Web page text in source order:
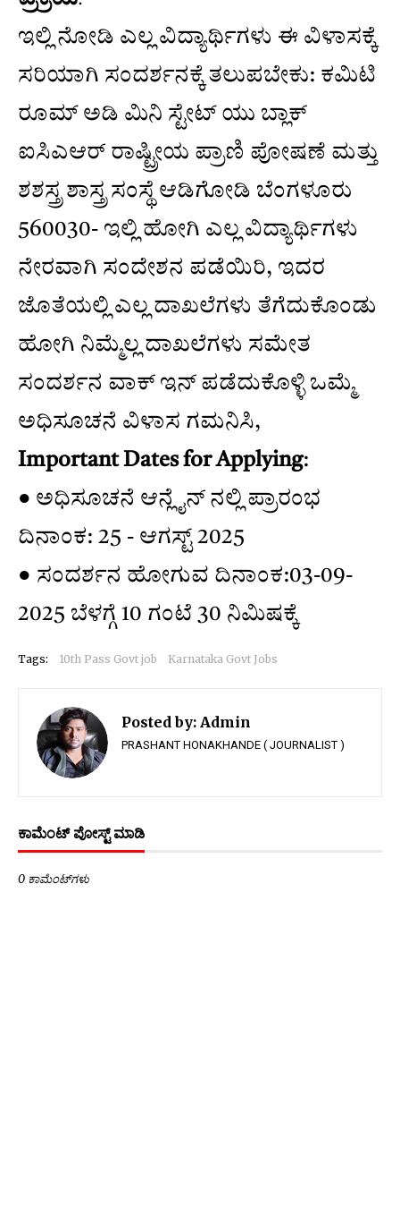
ಇಲ್ಲಿ ನೋಡಿ ಎಲ್ಲ ವಿದ್ಯಾರ್ಥಿಗಳು ಈ ವಿಳಾಸಕ್ಕೆ
ಸರಿಯಾಗಿ ಸಂದರ್ಶನಕ್ಕೆ ತಲುಪಬೇಕು: ಕಮಿಟಿ
ರೂಮ್ ಅಡಿ ಮಿನಿ ಸ್ಟೇಟ್ ಯು ಬ್ಲಾಕ್
ಐಸಿಎಆರ್ ರಾಷ್ಟ್ರೀಯ ಪ್ರಾಣಿ ಪೋಷಣೆ ಮತ್ತು
ಶಶಸ್ತ್ರ ಶಾಸ್ತ್ರ ಸಂಸ್ಥೆ ಆಡಿಗೋಡಿ ಬೆಂಗಳೂರು
560030- ಇಲ್ಲಿ ಹೋಗಿ ಎಲ್ಲ ವಿದ್ಯಾರ್ಥಿಗಳು
ನೇರವಾಗಿ ಸಂದೇಶನ ಪಡೆಯಿರಿ, ಇದರ
ಜೊತೆಯಲ್ಲಿ ಎಲ್ಲ ದಾಖಲೆಗಳು ತೆಗೆದುಕೊಂಡು
ಹೋಗಿ ನಿಮ್ಮೆಲ್ಲ ದಾಖಲೆಗಳು ಸಮೇತ
ಸಂದರ್ಶನ ವಾಕ್ ಇನ್ ಪಡೆದುಕೊಳ್ಳಿ ಒಮ್ಮೆ
ಅಧಿಸೂಚನೆ ವಿಳಾಸ ಗಮನಿಸಿ,
Important Dates for Applying:
● ಅಧಿಸೂಚನೆ ಆನ್ಲೈನ್ ನಲ್ಲಿ ಪ್ರಾರಂಭ
ದಿನಾಂಕ: 25 - ಆಗಸ್ಟ್ 2025
● ಸಂದರ್ಶನ ಹೋಗುವ ದಿನಾಂಕ:03-09-
2025 ಬೆಳಗ್ಗೆ 10 ಗಂಟೆ 30 ನಿಮಿಷಕ್ಕೆ
Tags: 10th Pass Govt job Karnataka Govt Jobs
Posted by: Admin
PRASHANT HONAKHANDE ( JOURNALIST )
ಕಾಮೆಂಟ್‌‌ ಪೋಸ್ಟ್‌ ಮಾಡಿ
0 ಕಾಮೆಂಟ್‌ಗಳು